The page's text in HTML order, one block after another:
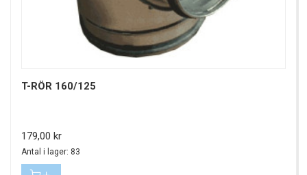
T-RÖR 160/125
Pris
179,00 kr
Antal i lager: 83